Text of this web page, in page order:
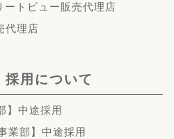
ートビュー販売代理店
代理店
採用について
】中途採用
業部】中途採用